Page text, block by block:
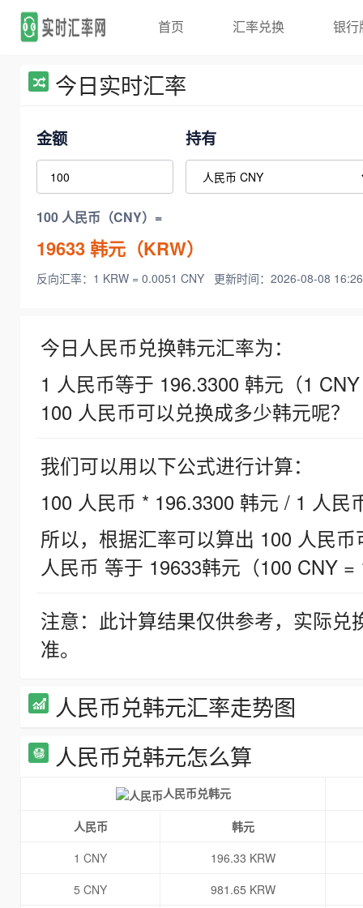
首页 汇率兑换 银行
今日实时汇率
金额 持有
100 人民币（CNY）=
19633韩元（KRW）
反向汇率：1 KRW = 0.0051 CNY 更新时间：2026-08-08
今日人民币兑换韩元汇率为：
1 人民币等于 196.3300 韩元（1
100 人民币可以兑换成多少韩元呢？
我们可以用以下公式进行计算：
100 人民币 * 196.3300 韩元 / 1 人民
所以，根据汇率可以算出 100 人民
人民币 等于 19633韩元（100 CNY =
注意：此计算结果仅供参考，实际
准。
人民币兑韩元汇率走势图
人民币兑韩元怎么算
人民币兑韩元
人民币
韩元
1 CNY
196.33 KRW
5 CNY
981.65 KRW